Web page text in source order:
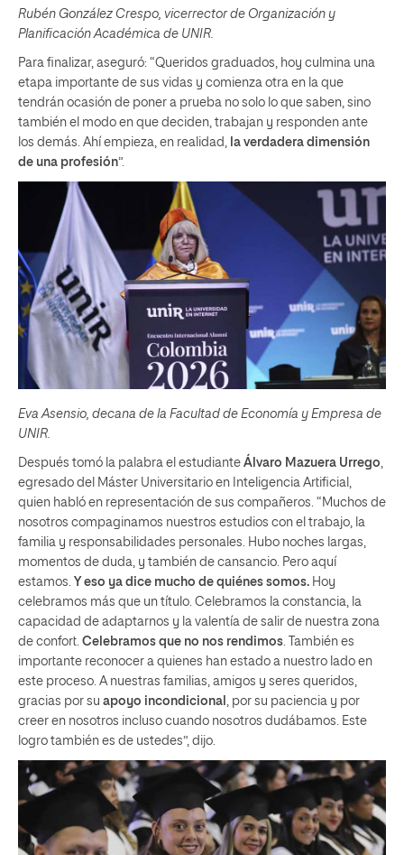
Rubén González Crespo, vicerrector de Organización y
Planificación Académica de UNIR.
Para finalizar, aseguró: “Queridos graduados, hoy culmina una
etapa importante de sus vidas y comienza otra en la que
tendrán ocasión de poner a prueba no solo lo que saben, sino
también el modo en que deciden, trabajan y responden ante
los demás. Ahí empieza, en realidad, la verdadera dimensión
de una profesión”.
Eva Asensio, decana de la Facultad de Economía y Empresa de
UNIR.
Después tomó la palabra el estudiante Álvaro Mazuera Urrego
egresado del Máster Universitario en Inteligencia Artificial,
quien habló en representación de sus compañeros. “Muchos de
nosotros compaginamos nuestros estudios con el trabajo, la
familia y responsabilidades personales. Hubo noches largas,
momentos de duda, y también de cansancio. Pero aquí
estamos. Y eso ya dice mucho de quiénes somos. Hoy
celebramos más que un título. Celebramos la constancia, la
capacidad de adaptarnos y la valentía de salir de nuestra zona
de confort. Celebramos que no nos rendimos . También es
importante reconocer a quienes han estado a nuestro lado en
este proceso. A nuestras familias, amigos y seres queridos,
gracias por su apoyo incondicional
, por su paciencia y por
creer en nosotros incluso cuando nosotros dudábamos. Este
logro también es de ustedes”, dijo.